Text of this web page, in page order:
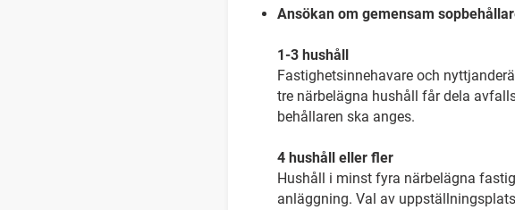
Ansökan om gemensam
1-3 hushåll
Fastighetsinnehavare och
tre närbelägna hushåll får dela
behållaren ska anges.
4 hushåll eller fler
Hushåll i minst fyra närbelägna
anläggning. Val av